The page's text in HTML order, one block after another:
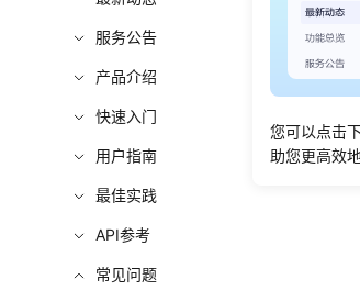
您可以点击
助您更高效
服务公告
产品介绍
快速入门
用户指南
最佳实践
API参考
常见问题